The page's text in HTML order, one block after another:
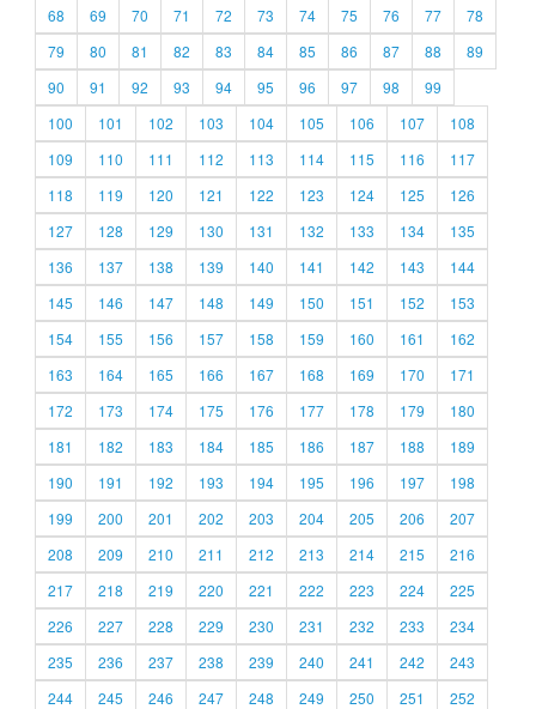
68
69 70 71 72 73 74 75 76 77
78
79
80 81 82 83 84 85 86 87 88
89
90
91 92 93 94 95 96 97 98
99
100
101 102 103 104 105 106 107
108
109
110 111 112 113 114 115 116
117
118
119 120 121 122 123 124 125
126
127
128 129 130 131 132 133 134
135
136
137 138 139 140 141 142 143
144
145
146 147 148 149 150 151 152
153
154
155 156 157 158 159 160 161
162
163
164 165 166 167 168 169 170
171
172
173 174 175 176 177 178 179
180
181
182 183 184 185 186 187 188
189
190
191 192 193 194 195 196 197
198
199
200 201 202 203 204 205 206
207
208
209 210 211 212 213 214 215
216
217
218 219 220 221 222 223 224
225
226
227 228 229 230 231 232 233
234
235
236 237 238 239 240 241 242
243
244
245 246 247 248 249 250 251
252